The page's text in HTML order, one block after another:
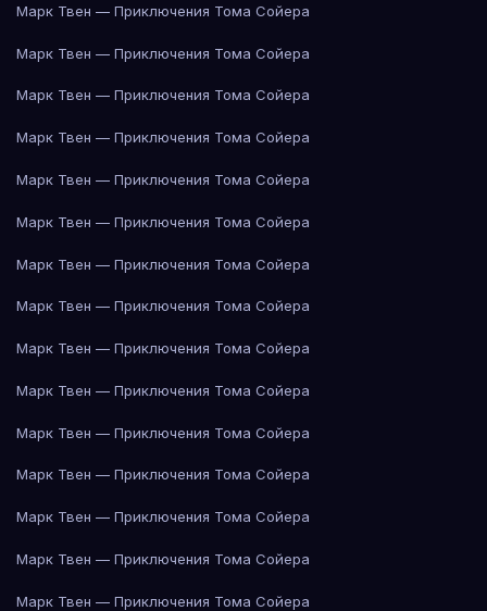
Марк Твен — Приключения Тома Сойера
Марк Твен — Приключения Тома Сойера
Марк Твен — Приключения Тома Сойера
Марк Твен — Приключения Тома Сойера
Марк Твен — Приключения Тома Сойера
Марк Твен — Приключения Тома Сойера
Марк Твен — Приключения Тома Сойера
Марк Твен — Приключения Тома Сойера
Марк Твен — Приключения Тома Сойера
Марк Твен — Приключения Тома Сойера
Марк Твен — Приключения Тома Сойера
Марк Твен — Приключения Тома Сойера
Марк Твен — Приключения Тома Сойера
Марк Твен — Приключения Тома Сойера
Марк Твен — Приключения Тома Сойера